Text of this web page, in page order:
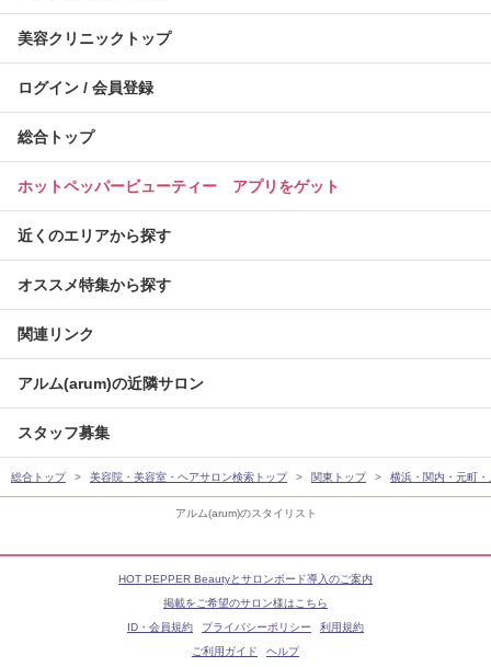
アルム(arum)のスタイリスト
美容クリニックトップ
ログイン / 会員登録
総合トップ
ホットペッパービューティー アプリをゲット
近くのエリアから探す
オススメ特集から探す
関連リンク
アルム(arum)の近隣サロン
スタッフ募集
総合トップ 美容院・美容室・ヘアサロン検索トップ 関東トップ 横浜・関内・元町
HOT PEPPER Beautyとサロンボード導入のご案内
掲載をご希望のサロン様はこちら
ID・会員規約
プライバシーポリシー
利用規約
ご利用ガイド
ヘルプ